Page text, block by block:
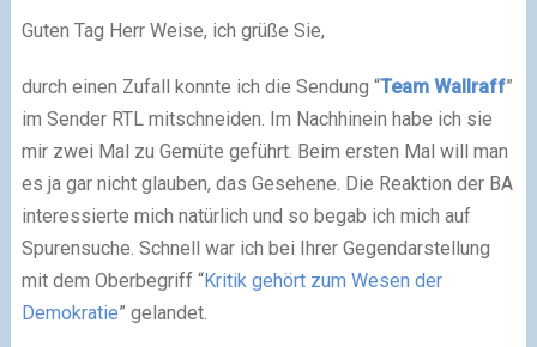
Guten Tag Herr Weise, ich grüße Sie,
durch einen Zufall konnte ich die Sendung “Team Wallraff”
im Sender RTL mitschneiden. Im Nachhinein habe ich sie
mir zwei Mal zu Gemüte geführt. Beim ersten Mal will man
es ja gar nicht glauben, das Gesehene. Die Reaktion der BA
interessierte mich natürlich und so begab ich mich auf
Spurensuche. Schnell war ich bei Ihrer Gegendarstellung
mit dem Oberbegriff “Kritik gehört zum Wesen der
Demokratie” gelandet.